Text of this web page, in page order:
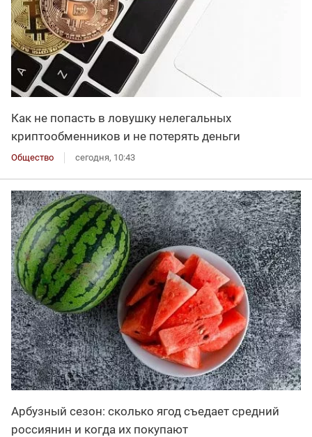
Как не попасть в ловушку нелегальных
криптообменников и не потерять деньги
Общество сегодня, 10:43
Арбузный сезон: сколько ягод съедает средний
россиянин и когда их покупают